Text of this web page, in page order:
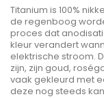
Titanium is 100%
de regenboog
proces dat
kleur verandert
elektrische stroom.
zijn, zijn goud,
vaak gekleurd met
deze nog steeds